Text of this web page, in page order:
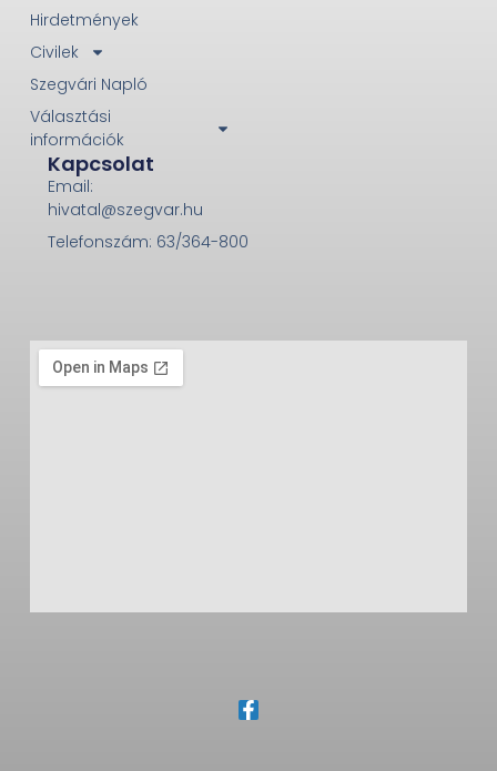
Hirdetmények
Civilek
Szegvári Napló
Választási
információk
Kapcsolat
Email:
hivatal@szegvar.hu
Telefonszám: 63/364-800